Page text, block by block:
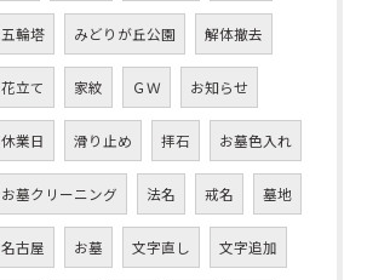
五輪塔 みどりが丘公園 解体撤去
花立て 家紋 ＧＷ お知らせ
休業日 滑り止め 拝石 お墓色入れ
お墓クリーニング 法名 戒名 墓地
名古屋 お墓 文字直し 文字追加